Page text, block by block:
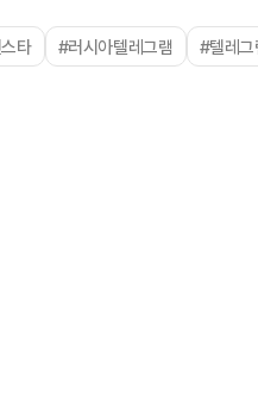
타 #러시아텔레그램
#텔레